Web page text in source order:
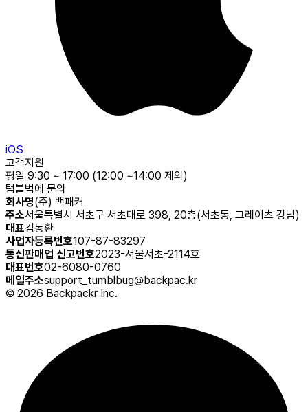
iOS
고객지원
평일 9:30 ~ 17:00 (12:00 ~14:00 제외)
텀블벅에 문의
회사명(주) 백패커
주소서울특별시 서초구 서초대로 398, 20층(서초동, 그레이츠 강남)
대표김동환
사업자등록번호107-87-83297
통신판매업 신고번호2023-서울서초-2114호
대표번호02-6080-0760
메일주소support_tumblbug@backpac.kr
© 2026 Backpackr Inc.